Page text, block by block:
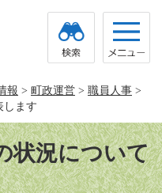
報 > 町政運営 > 職員人事 >
します
状況について